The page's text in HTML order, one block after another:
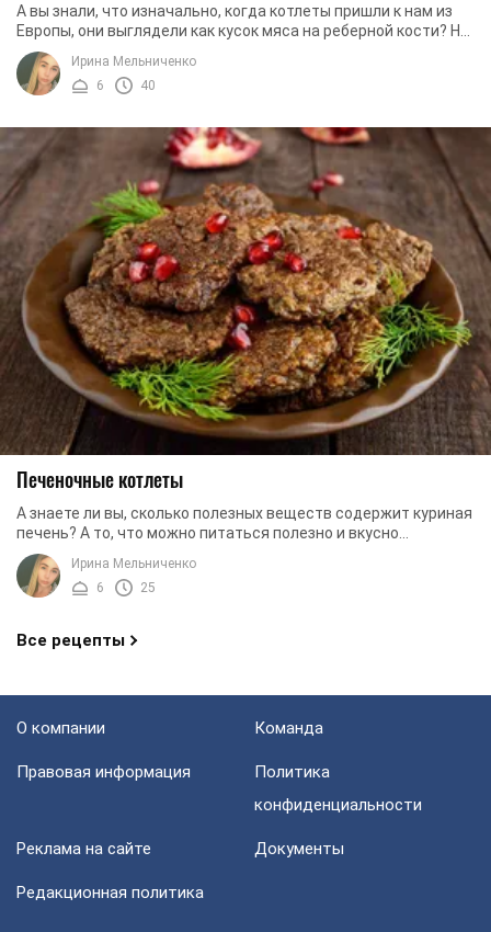
А вы знали, что изначально, когда котлеты пришли к нам из
Европы, они выглядели как кусок мяса на реберной кости? Но
со временем они изменялись по ...
Ирина Мельниченко
6
40
Печеночные котлеты
А знаете ли вы, сколько полезных веществ содержит куриная
печень? А то, что можно питаться полезно и вкусно
одновременно, вы знали? Печеночные ...
Ирина Мельниченко
6
25
Все рецепты
О компании Команда
Правовая информация
Политика
конфиденциальности
Реклама на сайте Документы
Редакционная политика